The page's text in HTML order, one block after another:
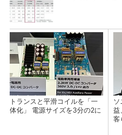
トランスと平滑コイルを「一
体化」 電源サイズを3分の2に
益
客